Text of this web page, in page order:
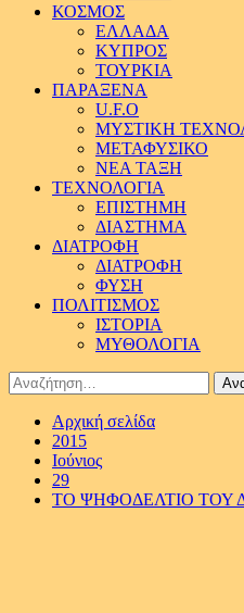
ΚΟΣΜΟΣ
ΕΛΛΑΔΑ
ΚΥΠΡΟΣ
ΤΟΥΡΚΙΑ
ΠΑΡΑΞΕΝΑ
U.F.O
ΜΥΣΤΙΚΗ
ΜΕΤΑΦΥΣΙΚΟ
ΝΕΑ ΤΑΞΗ
ΤΕΧΝΟΛΟΓΙΑ
ΕΠΙΣΤΗΜΗ
ΔΙΑΣΤΗΜΑ
ΔΙΑΤΡΟΦΗ
ΔΙΑΤΡΟΦΗ
ΦΥΣΗ
ΠΟΛΙΤΙΣΜΟΣ
ΙΣΤΟΡΙΑ
ΜΥΘΟΛΟΓΙΑ
Αναζήτηση
για:
Αρχική σελίδα
2015
Ιούνιος
29
ΤΟ ΨΗΦΟΔΕΛΤΙΟ ΤΟΥ